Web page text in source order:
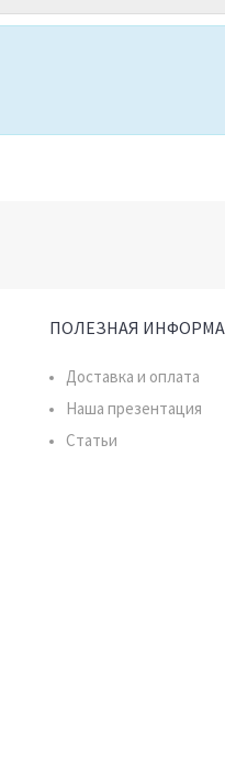
ПОЛЕЗНАЯ
Доставка и оплата
Наша презентация
Статьи